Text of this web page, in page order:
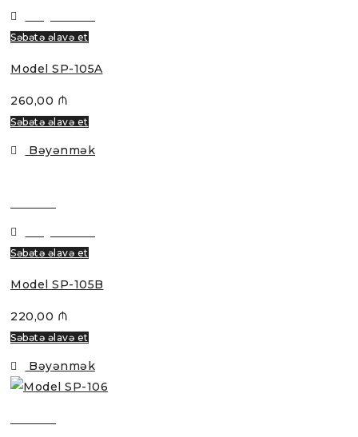
Səbətə əlavə et
Model SP-105A
260,00 ₼
Səbətə əlavə et
Bəyənmək
Səbətə əlavə et
Model SP-105B
220,00 ₼
Səbətə əlavə et
Bəyənmək